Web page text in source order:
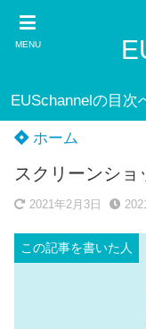
MENU
EUSchannelの目次
ホーム
スクリーンシ
2021年2月3日